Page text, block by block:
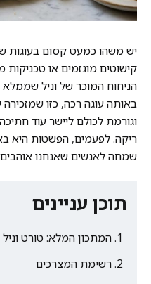
יש משהו כמעט קסום בעוגות
קישוטים מוגזמים או
הניחוח המוכר של וניל
באותה עוגה רכה, כזו
וגורמת לכולם ליישר עוד
ריקה. לפעמים, הפשטות היא
שמחה לאנשים שאנחנו
תוכן עניינים
המתכון המלא: טורט
רשימת המצרכים